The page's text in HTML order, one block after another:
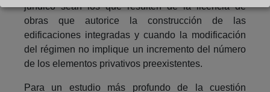
jurídico sean los que resulten de la licencia de
obras que autorice la construcción de las
edificaciones integradas y cuando la modificación
del régimen no implique un incremento del número
de los elementos privativos preexistentes.
Para un estudio más profundo de la cuestión